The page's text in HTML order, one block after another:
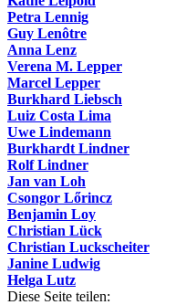
Petra Lennig
Guy Lenôtre
Anna Lenz
Verena M. Lepper
Marcel Lepper
Burkhard Liebsch
Luiz Costa Lima
Uwe Lindemann
Burkhardt Lindner
Rolf Lindner
Jan van Loh
Csongor Lőrincz
Benjamin Loy
Christian Lück
Christian Luckscheiter
Janine Ludwig
Helga Lutz
Diese Seite teilen: